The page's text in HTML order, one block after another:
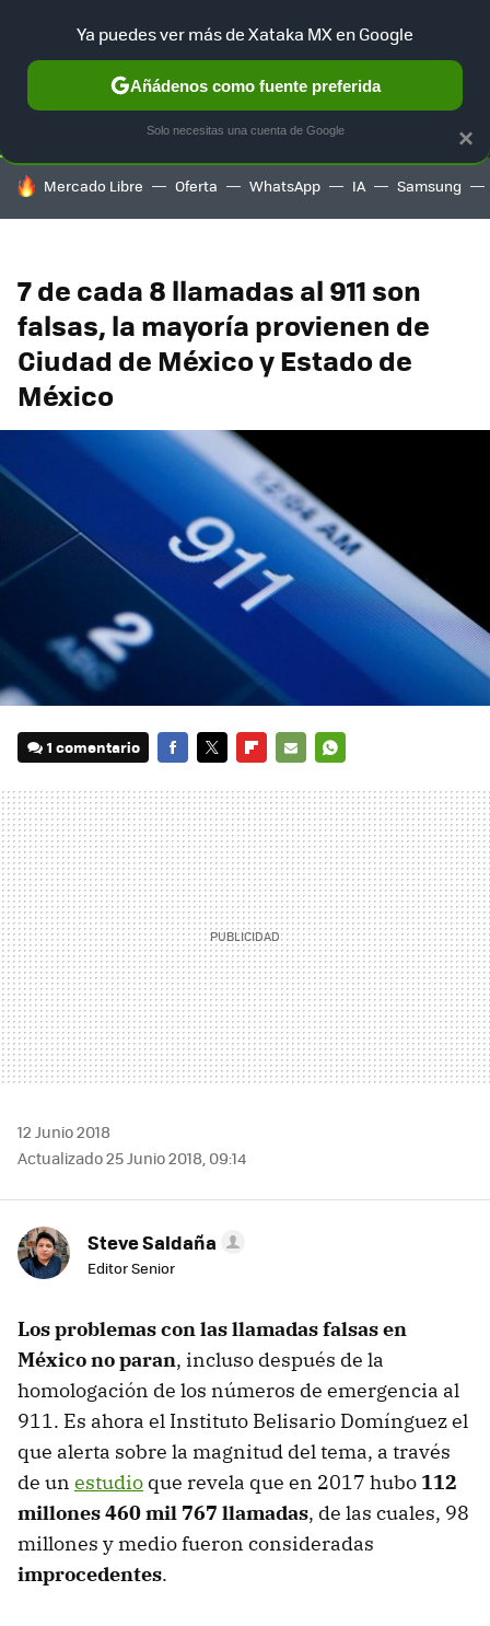
SELECCIÓN GAMING HOME AUTO TERRITORIO
HOY SE HABLA DE
Mercado Libre Oferta WhatsApp IA Samsung
7 de cada 8 llamadas al 911 son
falsas, la mayoría provienen de
Ciudad de México y Estado de
México
1 comentario
MAIL
12 Junio 2018
Actualizado 25 Junio 2018, 09:14
Steve Saldaña
Editor Senior
Los problemas con las llamadas falsas en
México no paran, incluso después de la
homologación de los números de emergencia al
911. Es ahora el Instituto Belisario Domínguez el
que alerta sobre la magnitud del tema, a través
de un estudio que revela que en 2017 hubo 112
millones 460 mil 767 llamadas, de las cuales, 98
millones y medio fueron consideradas
improcedentes.
×
Ya puedes ver más de Xataka MX en Google
Añádenos como fuente preferida
Solo necesitas una cuenta de Google